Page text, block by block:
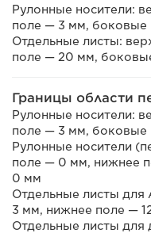
Рулонные носители:
поле — 3 мм, боковые
Отдельные листы:
поле — 20 мм,
Границы области
Рулонные носители:
поле — 3 мм, боковые
Рулонные носители
поле — 0 мм, нижнее
0 мм
Отдельные листы
3 мм, нижнее поле —
Отдельные листы для